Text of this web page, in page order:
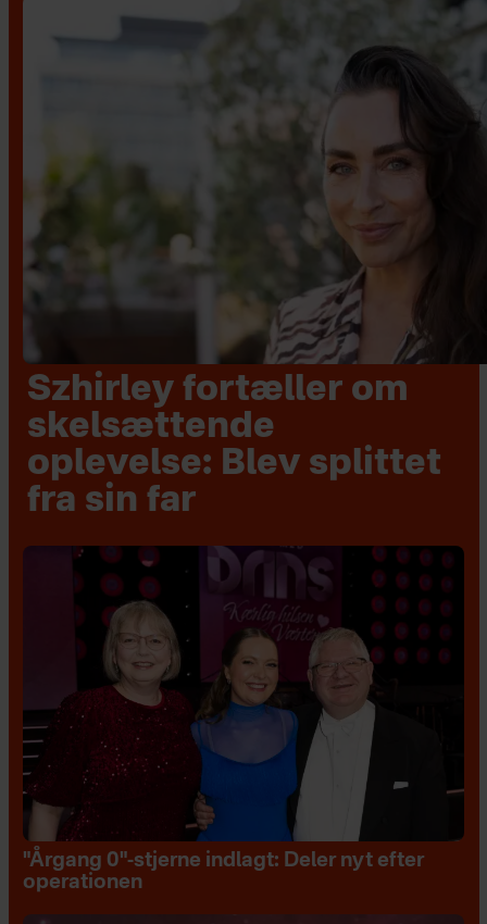
Szhirley fortæller om
skelsættende
oplevelse: Blev splittet
fra sin far
"Årgang 0"-stjerne indlagt: Deler nyt efter
operationen